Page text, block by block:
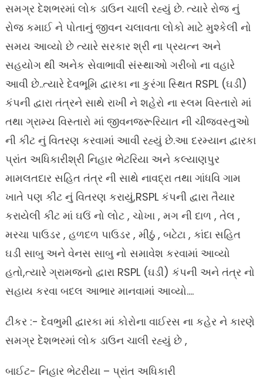
સમગ્ર દેશભરમાં લોક ડાઉન ચાલી રહ્યું છે. ત્યારે રોજ નું
રોજ કમાઈ ને પોતાનું જીવન ચલાવતા લોકો માટે મુશ્કેલી નો
સમય આવ્યો છે ત્યારે સરકાર શ્રી ના પ્રયત્ન અને
સહયોગ થી અનેક સેવાભાવી સંસ્થાઓ ગરીબો ના વહારે
આવી છે..ત્યારે દેવભૂમિ દ્વારકા ના કુરંગા સ્થિત RSPL (ઘડી)
કંપની દ્વારા તંત્રને સાથે રાખી ને શહેરો ના સ્લમ વિસ્તારો માં
તથા ગ્રામ્ય વિસ્તારો માં જીવનજરૂરિયાત ની ચીજવસ્તુઓ
ની કીટ નું વિતરણ કરવામાં આવી રહ્યું છે.આ દરમ્યાન દ્વારકા
પ્રાંત અધિકારીશ્રી નિહાર ભેટરિયા અને કલ્યાણપુર
મામલતદાર સહિત તંત્ર ની સાથે નાવદ્રા તથા ગાંધવિ ગામ
ખાતે પણ કીટ નું વિતરણ કરાયું,RSPL કંપની દ્વારા તૈયાર
કરાયેલી કીટ માં ઘઉં નો લોટ , ચોખા , મગ ની દાળ , તેલ ,
મરચા પાઉડર , હળદળ પાઉડર , મીઠું , બટેટા , કાંદા સહિત
ઘડી સાબુ અને વેનસ સાબુ નો સમાવેશ કરવામાં આવ્યો
હતો,ત્યારે ગ્રામજનો દ્વારા RSPL (ઘડી) કંપની અને તંત્ર નો
સહાય કરવા બદલ આભાર માનવામાં આવ્યો….
ટીકર :- દેવભુમી દ્વારકા માં કોરોના વાઈરસ ના કહેર ને કારણે
સમગ્ર દેશભરમાં લોક ડાઉન ચાલી રહ્યું છે ,
બાઈટ- નિહાર ભેટરીયા – પ્રાંત અધિકારી